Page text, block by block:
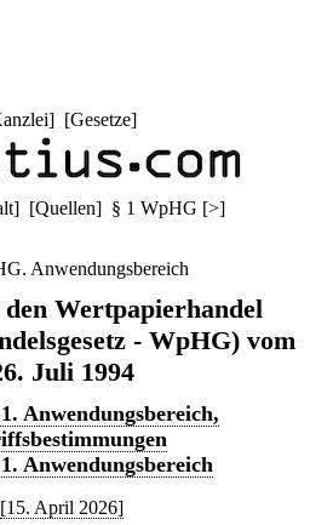
] [Gesetze]
] [Quellen] § 1 WpHG [>]
Anwendungsbereich
den Wertpapierhandel
- WpHG) vom
Juli 1994
Anwendungsbereich,
Anwendungsbereich
[15. April 2026]